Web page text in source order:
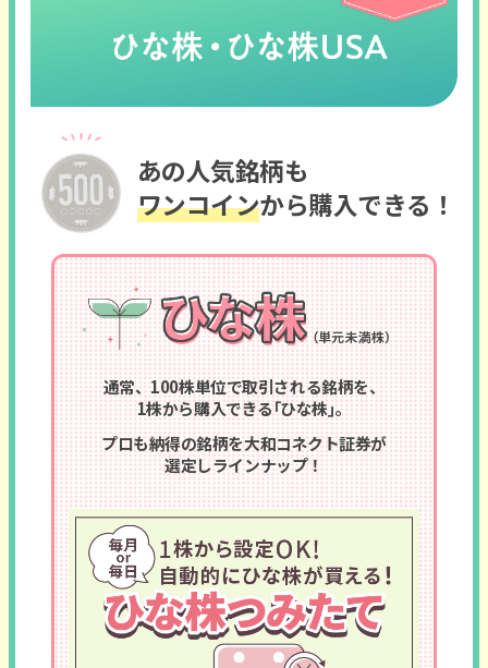
あの人気銘柄も
ワンコインから購入できる！
通常、100株単位で取引される銘柄を、
1株から購入できる｢ひな株｣。
プロも納得の銘柄を大和コネクト証券が
選定しラインナップ！